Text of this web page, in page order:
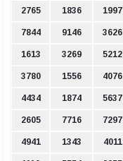
2765 1836 1997
7844 9146 3626
1613 3269 5212
3780 1556 4076
4434 1874 5637
2605 7716 7297
4941 1343 4011